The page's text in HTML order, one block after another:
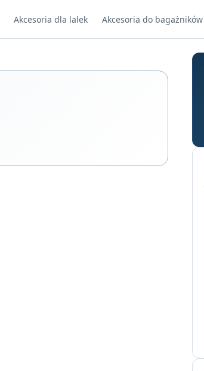
Akcesoria dla lalek Akcesoria do bagażników